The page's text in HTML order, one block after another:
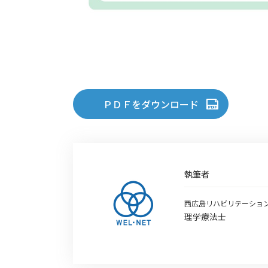
ＰＤＦをダウンロード
執筆者
西広島リハビリテーショ
理学療法士